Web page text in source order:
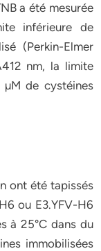
a été mesurée
inférieure de
(Perkin-Elmer
nm, la limite
de cystéines
ont été tapissés
ou E3.YFV-H6
à 25°C dans du
immobilisées